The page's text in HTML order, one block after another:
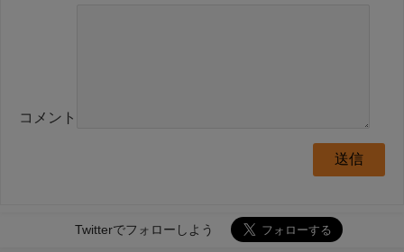
コメント
Twitterでフォローしよう